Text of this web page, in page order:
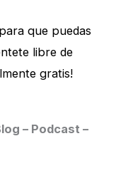
que puedas
libre de
gratis!
– Podcast –